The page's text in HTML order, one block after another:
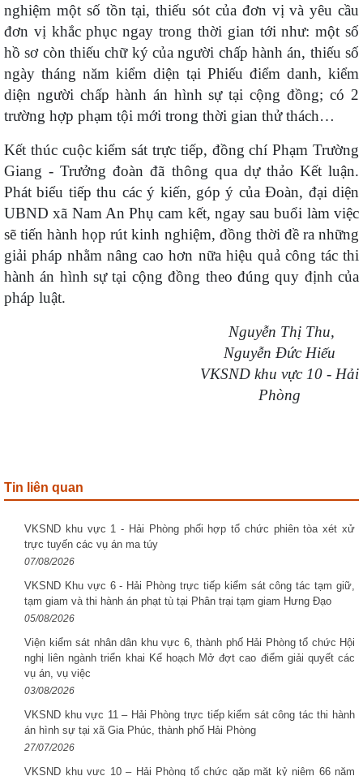
nghiệm một số tồn tại, thiếu sót của đơn vị và yêu cầu
đơn vị khắc phục ngay trong thời gian tới như: một số
hồ sơ còn thiếu chữ ký của người chấp hành án, thiếu số
ngày tháng năm kiểm diện tại Phiếu điểm danh, kiểm
diện người chấp hành án hình sự tại cộng đồng; có 2
trường hợp phạm tội mới trong thời gian thử thách…
Kết thúc cuộc kiểm sát trực tiếp, đồng chí Phạm Trường
Giang - Trưởng đoàn đã thông qua dự thảo Kết luận.
Phát biểu tiếp thu các ý kiến, góp ý của Đoàn, đại diện
UBND xã Nam An Phụ cam kết, ngay sau buổi làm việc
sẽ tiến hành họp rút kinh nghiệm, đồng thời đề ra những
giải pháp nhằm nâng cao hơn nữa hiệu quả công tác thi
hành án hình sự tại cộng đồng theo đúng quy định của
pháp luật.
Nguyễn Thị Thu,
Nguyễn Đức Hiếu
VKSND khu vực 10 - Hải
Phòng
Tin liên quan
VKSND khu vực 1 - Hải Phòng phối hợp tổ chức phiên tòa xét xử
trực tuyến các vụ án ma túy
07/08/2026
VKSND Khu vực 6 - Hải Phòng trực tiếp kiểm sát công tác tạm giữ,
tạm giam và thi hành án phạt tù tại Phân trại tạm giam Hưng Đạo
05/08/2026
Viện kiểm sát nhân dân khu vực 6, thành phố Hải Phòng tổ chức Hội
nghị liên ngành triển khai Kế hoạch Mở đợt cao điểm giải quyết các
vụ án, vụ việc
03/08/2026
VKSND khu vực 11 – Hải Phòng trực tiếp kiểm sát công tác thi hành
án hình sự tại xã Gia Phúc, thành phố Hải Phòng
27/07/2026
VKSND khu vực 10 – Hải Phòng tổ chức gặp mặt kỷ niệm 66 năm